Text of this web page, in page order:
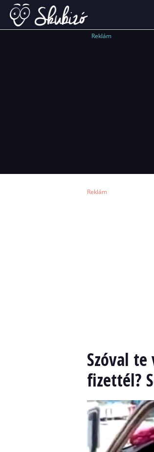
Reklám
Reklám
Szóval
fizettél?